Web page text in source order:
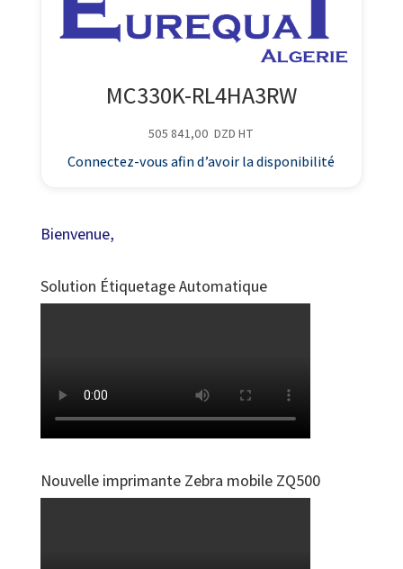
MC330K-RL4HA3RW
505 841,00 DZD HT
Connectez-vous afin d’avoir la disponibilité
Bienvenue,
Solution Étiquetage Automatique
Nouvelle imprimante Zebra mobile ZQ500